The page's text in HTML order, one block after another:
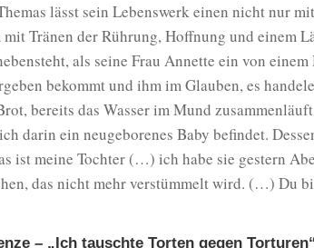
lässt sein Lebenswerk einen nicht nur
Tränen der Rührung, Hoffnung und einem
als seine Frau Annette ein von einem
bekommt und ihm im Glauben, es
bereits das Wasser im Mund
darin ein neugeborenes Baby befindet.
ist meine Tochter (…) ich habe sie gestern
das nicht mehr verstümmelt wird. (…) Du
– „Ich tauschte Torten gegen